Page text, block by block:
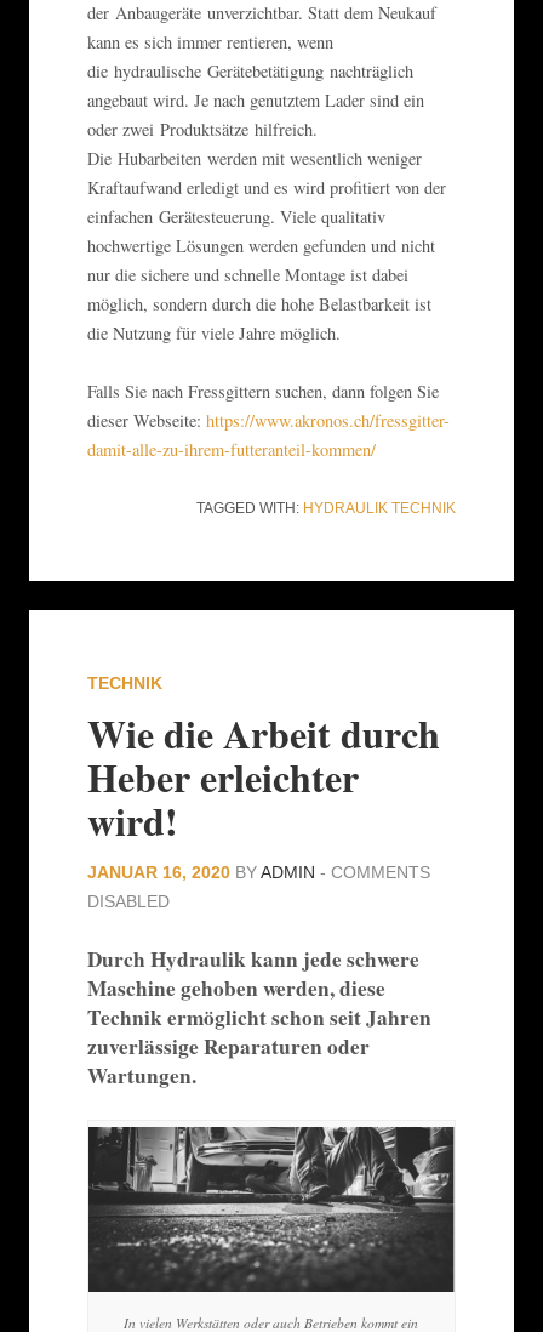
der Anbaugeräte unverzichtbar. Statt dem Neukauf
kann es sich immer rentieren, wenn
die hydraulische Gerätebetätigung nachträglich
angebaut wird. Je nach genutztem Lader sind ein
oder zwei Produktsätze hilfreich.
Die Hubarbeiten werden mit wesentlich weniger
Kraftaufwand erledigt und es wird profitiert von der
einfachen Gerätesteuerung. Viele qualitativ
hochwertige Lösungen werden gefunden und nicht
nur die sichere und schnelle Montage ist dabei
möglich, sondern durch die hohe Belastbarkeit ist
die Nutzung für viele Jahre möglich.
Falls Sie nach Fressgittern suchen, dann folgen Sie
dieser Webseite: https://www.akronos.ch/fressgitter-
damit-alle-zu-ihrem-futteranteil-kommen/
TAGGED WITH: HYDRAULIK TECHNIK
TECHNIK
Wie die Arbeit durch
Heber erleichter
wird!
JANUAR 16, 2020 BYADMIN - COMMENTS
DISABLED
Durch Hydraulik kann jede schwere
Maschine gehoben werden, diese
Technik ermöglicht schon seit Jahren
zuverlässige Reparaturen oder
Wartungen.
In vielen Werkstätten oder auch Betrieben kommt ein